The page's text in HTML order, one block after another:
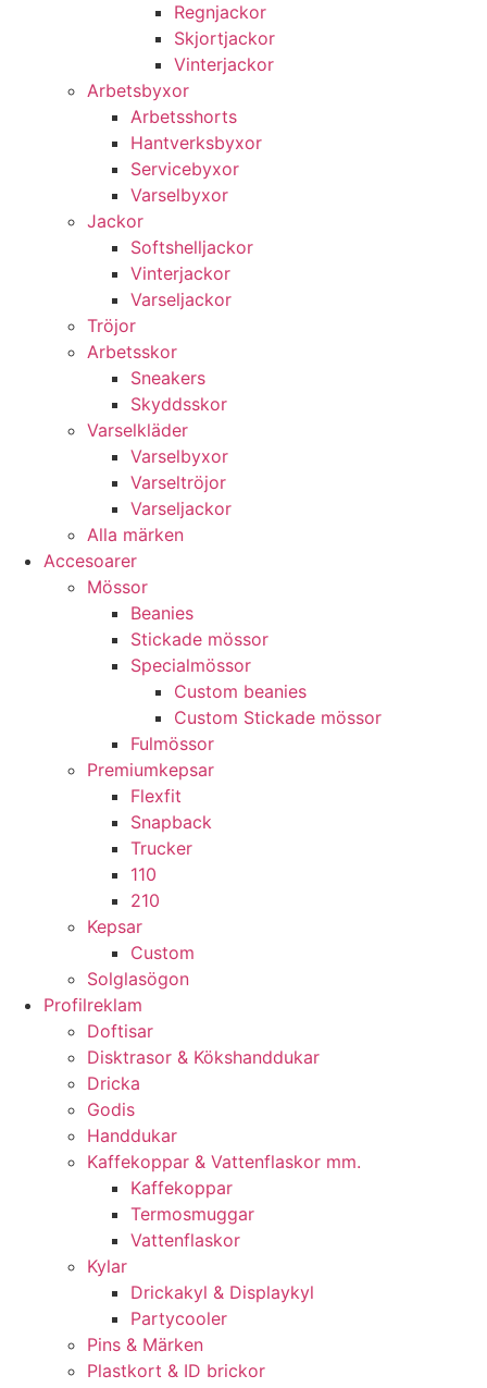
Regnjackor
Skjortjackor
Vinterjackor
Arbetsbyxor
Arbetsshorts
Hantverksbyxor
Servicebyxor
Varselbyxor
Jackor
Softshelljackor
Vinterjackor
Varseljackor
Tröjor
Arbetsskor
Sneakers
Skyddsskor
Varselkläder
Varselbyxor
Varseltröjor
Varseljackor
Alla märken
Accesoarer
Mössor
Beanies
Stickade mössor
Specialmössor
Custom beanies
Custom Stickade mössor
Fulmössor
Premiumkepsar
Flexfit
Snapback
Trucker
110
210
Kepsar
Custom
Solglasögon
Profilreklam
Doftisar
Disktrasor & Kökshanddukar
Dricka
Godis
Handdukar
Kaffekoppar & Vattenflaskor mm.
Kaffekoppar
Termosmuggar
Vattenflaskor
Kylar
Drickakyl & Displaykyl
Partycooler
Pins & Märken
Plastkort & ID brickor